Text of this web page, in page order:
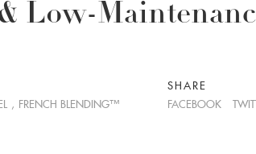
Low-
, FRENCH BLENDING™
SHARE
FACEBOOK